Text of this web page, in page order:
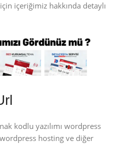
içeriğimiz hakkında detaylı
kodlu yazılımı wordpress
hosting ve diğer